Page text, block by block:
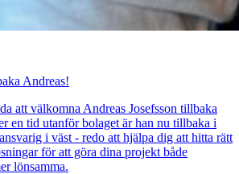
Andreas!
att välkomna Andreas Josefsson tillbaka
en tid utanför bolaget är han nu tillbaka i
i väst - redo att hjälpa dig att hitta rätt
för att göra dina projekt både
lönsamma.